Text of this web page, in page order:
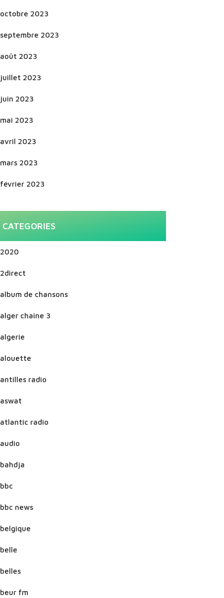
octobre 2023
septembre 2023
août 2023
juillet 2023
juin 2023
mai 2023
avril 2023
mars 2023
février 2023
CATEGORIES
2020
2direct
album de chansons
alger chaine 3
algerie
alouette
antilles radio
aswat
atlantic radio
audio
bahdja
bbc
bbc news
belgique
belle
belles
beur fm